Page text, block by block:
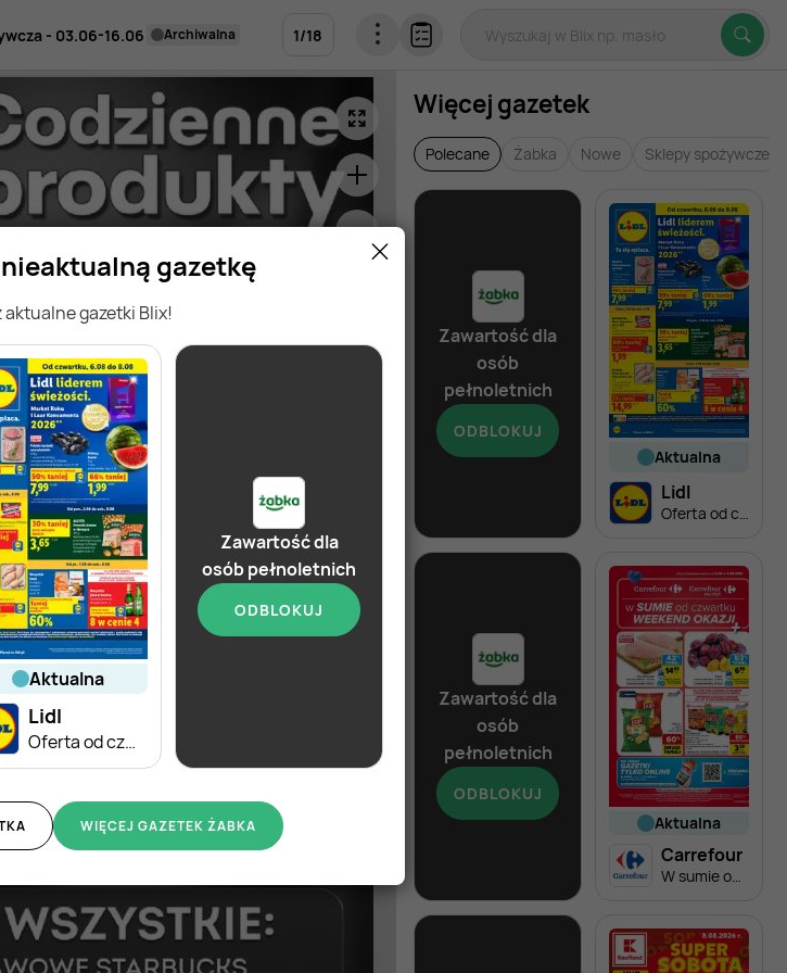
gazetkę
aktualne gazetki Blix!
aktualna
Lidl
Oferta od czwartku
Zawartość dla
osób pełnoletnich
ODBLOKUJ
WIĘCEJ GAZETEK ŻABKA
- 03.06-16.06 archiwalna 1/18
Więcej gazetek
Polecane Żabka Nowe Sklepy spożywcze
Zawartość dla
osób
pełnoletnich
ODBLOKUJ
aktualna
aktualna
Lidl
Oferta od czwartku
Zawartość dla
osób
pełnoletnich
ODBLOKUJ
aktualna
aktualna
Carrefour